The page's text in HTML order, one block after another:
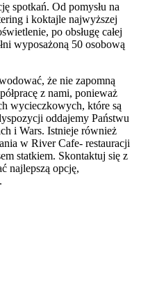
spotkań. Od pomysłu na
i koktajle najwyższej
po obsługę całej
wyposażoną 50 osobową
że nie zapomną
z nami, ponieważ
wycieczkowych, które są
oddajemy Państwu
i Wars. Istnieje również
w River Cafe- restauracji
statkiem. Skontaktuj się z
najlepszą opcję,